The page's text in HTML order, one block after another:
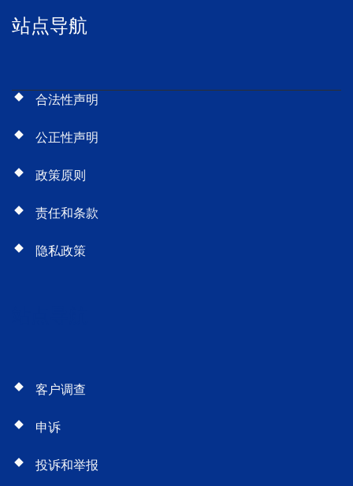
站点导航
合法性声明
公正性声明
政策原则
责任和条款
隐私政策
客户调查
申诉
投诉和举报